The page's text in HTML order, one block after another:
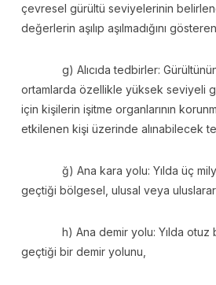
çevresel gürültü seviyelerinin
değerlerin aşılıp aşılmadığını
g) Alıcıda tedbirler: Gürültünün
ortamlarda özellikle yüksek seviyeli
için kişilerin işitme organlarının
etkilenen kişi üzerinde alınabilecek
ğ) Ana kara yolu: Yılda üç
geçtiği bölgesel, ulusal veya
h) Ana demir yolu: Yılda otuz
geçtiği bir demir yolunu,